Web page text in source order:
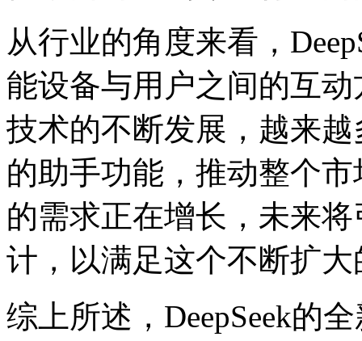
从行业的角度来看，
能设备与用户之间的互
技术的不断发展，越来
的助手功能，推动整个
的需求正在增长，未来
计，以满足这个不断扩
综上所述，DeepSeek的